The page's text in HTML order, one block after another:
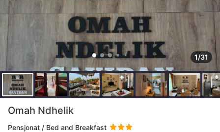
1/31
Omah Ndhelik
Pensjonat / Bed and Breakfast